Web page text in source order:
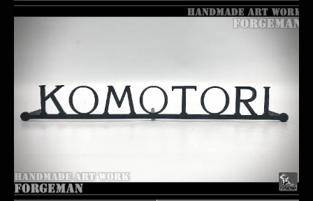
シンプルでおしゃれなフォントの表札
商品詳細を見るオーダーメイドする